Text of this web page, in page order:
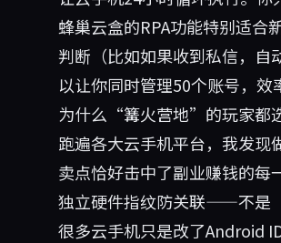
蜂巢云盒的RPA功能特别适合
判断（比如如果收到私信，自
以让你同时管理50个账号，效
为什么“篝火营地”的玩家都
跑遍各大云手机平台，我发
卖点恰好击中了副业赚钱的每
独立硬件指纹防关联——不
很多云手机只是改了Android